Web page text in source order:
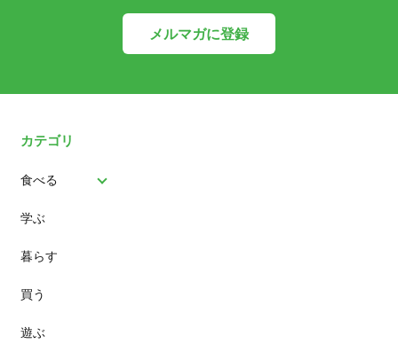
メルマガに登録
カテゴリ
食べる
パン
スイーツ
ランチ
カフェ
学ぶ
暮らす
買う
遊ぶ